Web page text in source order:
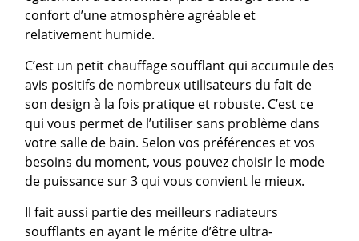
confort d’une atmosphère agréable et
relativement humide.
C’est un petit chauffage soufflant qui accumule des
avis positifs de nombreux utilisateurs du fait de
son design à la fois pratique et robuste. C’est ce
qui vous permet de l’utiliser sans problème dans
votre salle de bain. Selon vos préférences et vos
besoins du moment, vous pouvez choisir le mode
de puissance sur 3 qui vous convient le mieux.
Il fait aussi partie des meilleurs radiateurs
soufflants en ayant le mérite d’être ultra-